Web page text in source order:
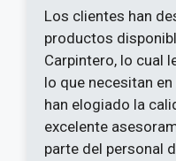
Los clientes han
productos
Carpintero, lo cual
lo que necesitan
han elogiado la
excelente
parte del personal